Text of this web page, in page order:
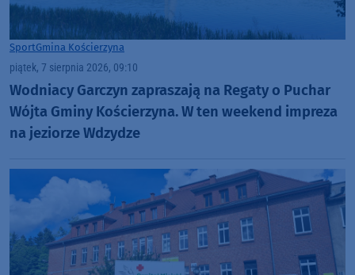
SportGmina Kościerzyna
piątek, 7 sierpnia 2026, 09:10
Wodniacy Garczyn zapraszają na Regaty o Puchar
Wójta Gminy Kościerzyna. W ten weekend impreza
na jeziorze Wdzydze